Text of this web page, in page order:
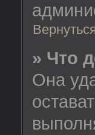
» Что
Она